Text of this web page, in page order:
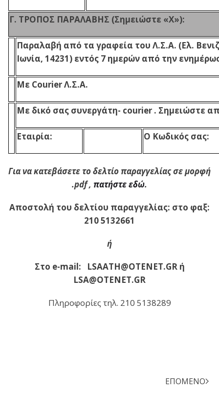
Γ. ΤΡΟΠΟΣ ΠΑΡΑΛΑΒΗΣ (Σημειώστε «Χ»):
Παραλαβή από τα γραφεία του Λ.Σ.Α. (Ελ.
Ιωνία, 14231) εντός 7 ημερών από την
Με CourierΛ.Σ.Α.
Με δικό σας συνεργάτη- courier . Σημειώστε
Εταιρία: Ο Κωδικός σας:
Για να κατεβάσετε το δελτίο παραγγελίας σε μορφή
.pdf , πατήστε εδώ.
Αποστολή του δελτίου παραγγελίας: στο φαξ:
210 5132661
ή
Στο e-mail: LSAATH@OTENET.GRή
LSA@OTENET.GR
Πληροφορίες τηλ. 210 5138289
ΕΠΌΜΕΝΟ